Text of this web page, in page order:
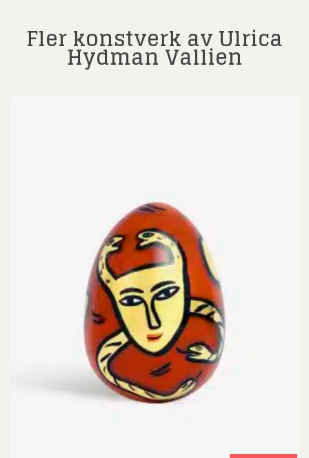
Fler konstverk av Ulrica
Hydman Vallien